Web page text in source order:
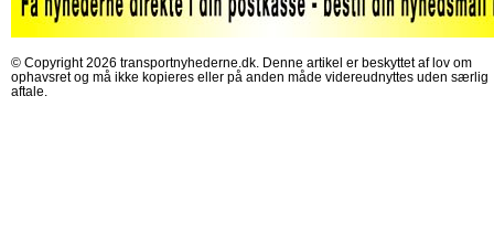
© Copyright 2026 transportnyhederne.dk. Denne artikel er beskyttet af lov om
ophavsret og må ikke kopieres eller på anden måde videreudnyttes uden særlig
aftale.